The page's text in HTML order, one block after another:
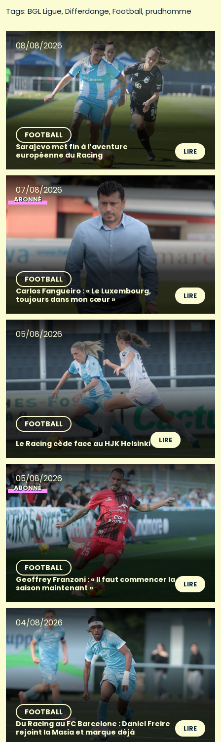
Tags: BGL Ligue Differdange Football prudhomme
08/08/2026
FOOTBALL
Sarajevo met fin à l’aventure
européenne du Racing
LIRE
07/08/2026
ABONNÉ
FOOTBALL
Carlos Fangueiro : « Le Luxembourg,
toujours dans mon cœur »
LIRE
05/08/2026
FOOTBALL
Le Racing cède face au HJK Helsinki
LIRE
05/08/2026
ABONNÉ
FOOTBALL
Geoffrey Franzoni : « Il faut commencer la
saison maintenant »
LIRE
04/08/2026
FOOTBALL
Du Racing au FC Barcelone : Daniel Freire
rejoint la Masia et marque déjà
LIRE